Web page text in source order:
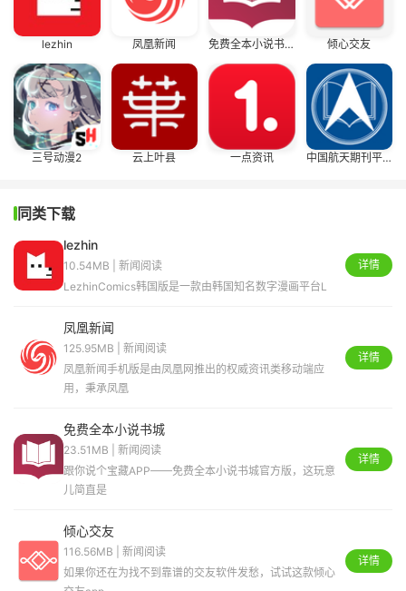
lezhin 凤凰新闻 免费全本小说书城 倾心交友
三号动漫2 云上叶县 一点资讯 中国航天期刊平台
同类下载
lezhin
10.54MB | 新闻阅读
LezhinComics韩国版是一款由韩国知名数字漫画平台L
详情
凤凰新闻
125.95MB | 新闻阅读
凤凰新闻手机版是由凤凰网推出的权威资讯类移动端应
用，秉承凤凰
详情
免费全本小说书城
23.51MB | 新闻阅读
跟你说个宝藏APP——免费全本小说书城官方版，这玩意
儿简直是
详情
倾心交友
116.56MB | 新闻阅读
如果你还在为找不到靠谱的交友软件发愁，试试这款倾心
详情